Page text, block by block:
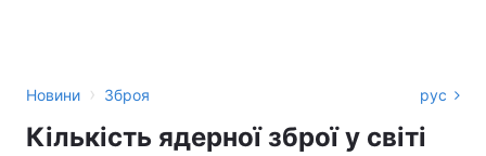
Новини › Зброя рус
Кількість ядерної зброї у світі